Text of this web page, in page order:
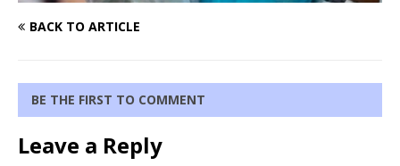
BACK TO ARTICLE
BE THE FIRST TO COMMENT
Leave a Reply